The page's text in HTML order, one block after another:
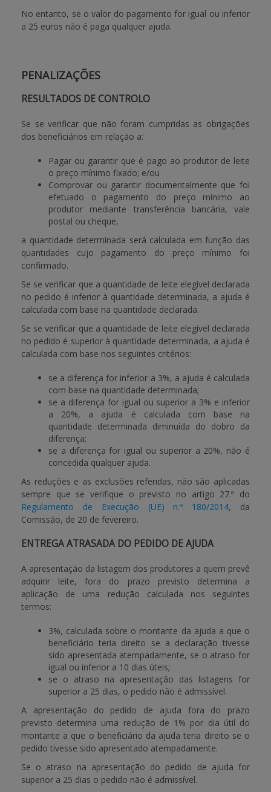
No entanto, se o valor do pagamento for igual ou inferior
a 25 euros não é paga qualquer ajuda.
PENALIZAÇÕES
RESULTADOS DE CONTROLO
Se se verificar que não foram cumpridas as obrigações
dos beneficiários em relação a:
Pagar ou garantir que é pago ao produtor de leite
o preço mínimo fixado; e/ou
Comprovar ou garantir documentalmente que foi
efetuado o pagamento do preço mínimo ao
produtor mediante transferência bancária, vale
postal ou cheque,
a quantidade determinada será calculada em função das
quantidades cujo pagamento do preço mínimo foi
confirmado.
Se se verificar que a quantidade de leite elegível declarada
no pedido é inferior à quantidade determinada, a ajuda é
calculada com base na quantidade declarada.
Se se verificar que a quantidade de leite elegível declarada
no pedido é superior à quantidade determinada, a ajuda é
calculada com base nos seguintes critérios:
se a diferença for inferior a 3%, a ajuda é calculada
com base na quantidade determinada;
se a diferença for igual ou superior a 3% e inferior
a 20%, a ajuda é calculada com base na
quantidade determinada diminuída do dobro da
diferença;
se a diferença for igual ou superior a 20%, não é
concedida qualquer ajuda.
As reduções e as exclusões referidas, não são aplicadas
sempre que se verifique o previsto no artigo 27.º do
Regulamento de Execução (UE) n.º 180/2014, da
Comissão, de 20 de fevereiro.
ENTREGA ATRASADA DO PEDIDO DE AJUDA
A apresentação da listagem dos produtores a quem prevê
adquirir leite, fora do prazo previsto determina a
aplicação de uma redução calculada nos seguintes
termos:
3%, calculada sobre o montante da ajuda a que o
beneficiário teria direito se a declaração tivesse
sido apresentada atempadamente, se o atraso for
igual ou inferior a 10 dias úteis;
se o atraso na apresentação das listagens for
superior a 25 dias, o pedido não é admissível.
A apresentação do pedido de ajuda fora do prazo
previsto determina uma redução de 1% por dia útil do
montante a que o beneficiário da ajuda teria direito se o
pedido tivesse sido apresentado atempadamente.
Se o atraso na apresentação do pedido de ajuda for
superior a 25 dias o pedido não é admissível.